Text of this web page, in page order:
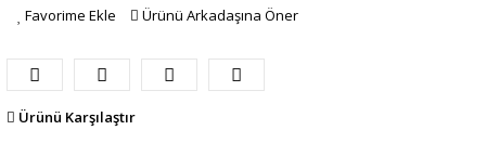
Favorime Ekle Ürünü Arkadaşına Öner
Ürünü Karşılaştır